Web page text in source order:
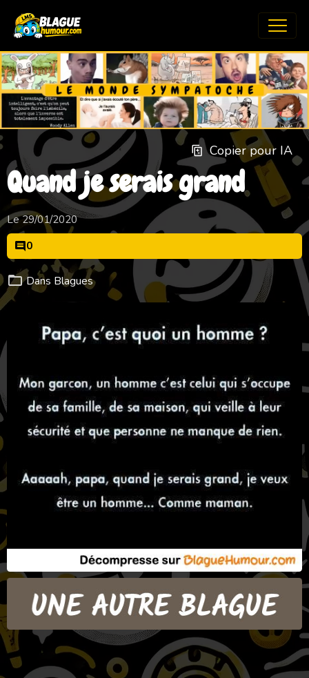
Copier pour IA
Quand je serais grand
Le 29/01/2020
0
Dans Blagues